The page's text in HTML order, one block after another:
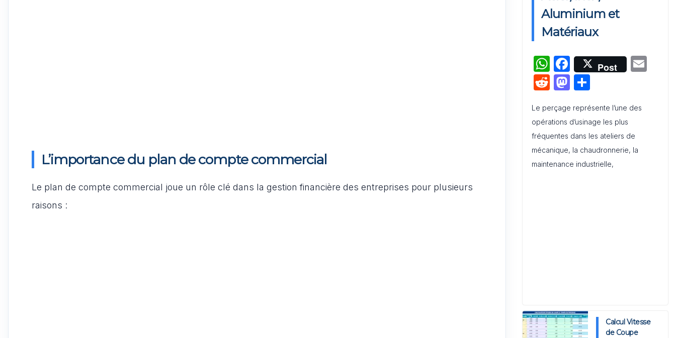
L’importance du plan de compte commercial
Le plan de compte commercial joue un rôle clé dans la gestion financière des entreprises pour plusieurs
raisons :
Activation de Marque : Mise en
Œuvre et Modèle de Feuille de
Route
Audit de Communication
Interne et Externe : Canevas
Word
Aluminium et
Matériaux
W
h
at
s
A
p
p
F
a
c
e
b
o
o
Post
R
d
di
t
M
st
o
d
o
ta
g
er
Le perçage représente l’une des
opérations d’usinage les plus
fréquentes dans les ateliers de
mécanique, la chaudronnerie, la
maintenance industrielle,
Calcul Vitesse
de Coupe